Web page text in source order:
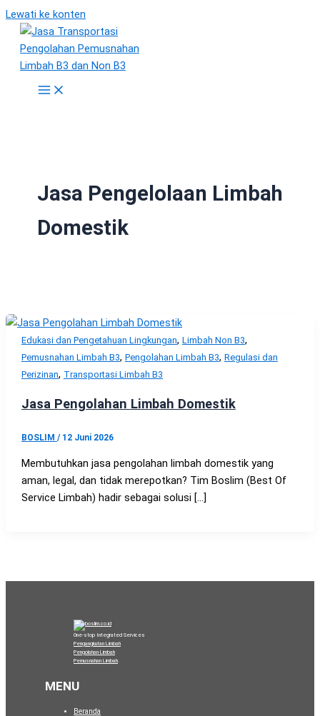
Lewati ke konten
Jasa Pengelolaan Limbah
Domestik
Edukasi dan Pengetahuan Lingkungan, Limbah Non B3,
Pemusnahan Limbah B3, Pengolahan Limbah B3, Regulasi dan
Perizinan, Transportasi Limbah B3
Jasa Pengolahan Limbah Domestik
BOSLIM / 12 Juni 2026
Membutuhkan jasa pengolahan limbah domestik yang
aman, legal, dan tidak merepotkan? Tim Boslim (Best Of
Service Limbah) hadir sebagai solusi […]
One-stop Integrated Services
Pengangkutan Limbah
Pengolahan Limbah
Pemusnahan Limbah.
MENU
Beranda